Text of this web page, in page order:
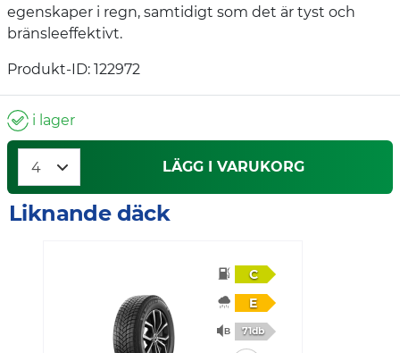
egenskaper i regn, samtidigt som det är tyst och
bränsleeffektivt.
Produkt-ID: 122972
i lager
LÄGG I VARUKORG
Liknande däck
C
E
71db